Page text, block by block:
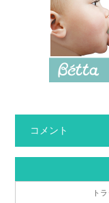
コメント
ト